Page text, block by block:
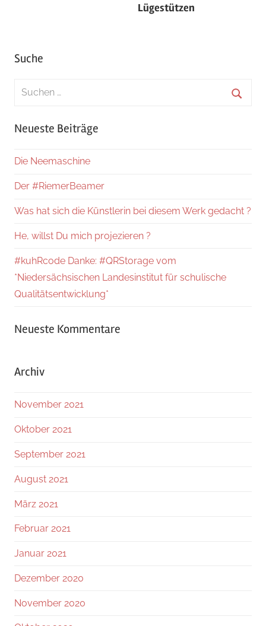
Lügestützen
Suche
Suchen
Neueste Beiträge
Die Neemaschine
Der #RiemerBeamer
Was hat sich die Künstlerin bei diesem Werk gedacht ?
He, willst Du mich projezieren ?
#kuhRcode Danke: #QRStorage vom
*Niedersächsischen Landesinstitut für schulische
Qualitätsentwicklung*
Neueste Kommentare
Archiv
November 2021
Oktober 2021
September 2021
August 2021
März 2021
Februar 2021
Januar 2021
Dezember 2020
November 2020